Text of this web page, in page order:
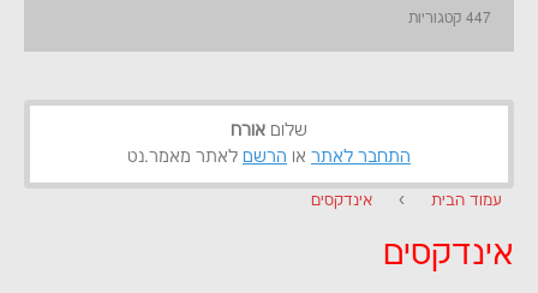
שלום אורח
התחבר לאתר או הרשם לאתר מאמר.נט
447 קטגוריות
עמוד הבית › אינדקסים
אינדקסים